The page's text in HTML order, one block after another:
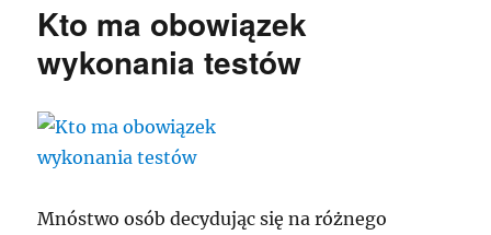
Kto ma obowiązek
wykonania testów
Mnóstwo osób decydując się na różnego